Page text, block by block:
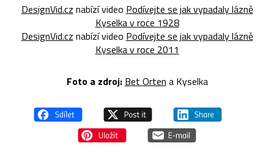
DesignVid.cz nabízí video Podívejte se jak vypadaly lázně
Kyselka v roce 1928
DesignVid.cz nabízí video Podívejte se jak vypadaly lázně
Kyselka v roce 2011
Foto a zdroj: Bet Orten a Kyselka